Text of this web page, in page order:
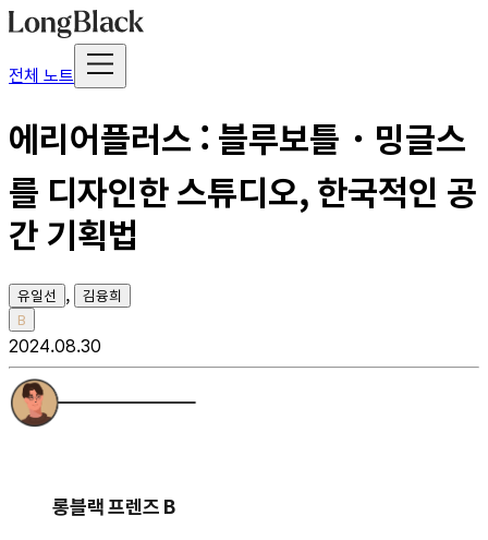
전체 노트
에리어플러스 : 블루보틀・밍글스
를 디자인한 스튜디오, 한국적인 공
간 기획법
유일선 ,
김융희
B
2024.08.30
롱블랙 프렌즈 B